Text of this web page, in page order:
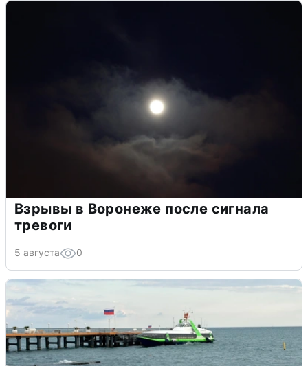
Взрывы в Воронеже после сигнала
тревоги
5 августа 0